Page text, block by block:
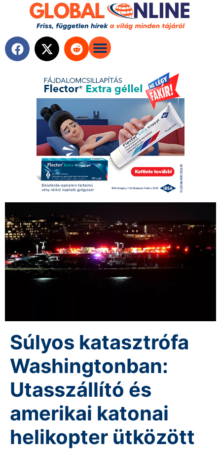
Súlyos katasztrófa
Washingtonban:
Utasszállító és
amerikai katonai
helikopter ütközött